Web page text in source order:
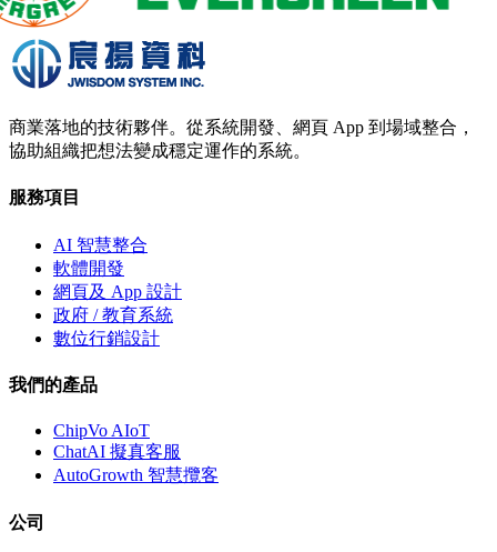
商業落地的技術夥伴。從系統開發、網頁 App 到場域整合，
協助組織把想法變成穩定運作的系統。
服務項目
AI 智慧整合
軟體開發
網頁及 App 設計
政府 / 教育系統
數位行銷設計
我們的產品
ChipVo AIoT
ChatAI 擬真客服
AutoGrowth 智慧攬客
公司